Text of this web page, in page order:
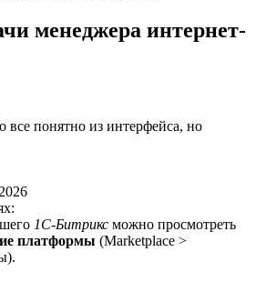
менеджера интернет-
все понятно из интерфейса, но
1С-Битрикс можно просмотреть
платформы (Marketplace >
).